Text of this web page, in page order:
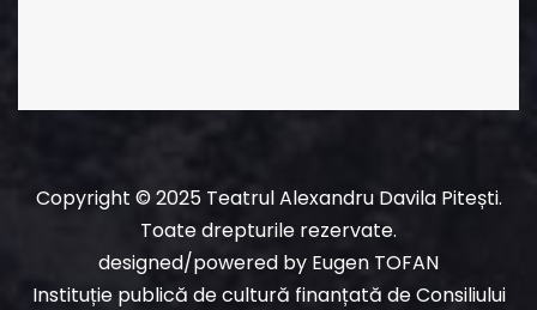
Copyright © 2025 Teatrul Alexandru Davila Pitești.
Toate drepturile rezervate.
designed/powered by Eugen TOFAN
Instituție publică de cultură finanțată de Consiliului